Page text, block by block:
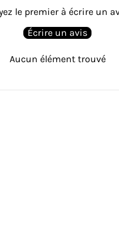
le premier à écrire un
Écrire un avis
Aucun élément trouvé